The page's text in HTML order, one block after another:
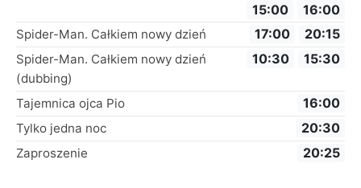
15:00
16:00
Spider-Man. Całkiem nowy dzień
17:00
20:15
Spider-Man. Całkiem nowy dzień
(dubbing)
10:30 15:30
Tajemnica ojca Pio
16:00
Tylko jedna noc
20:30
Zaproszenie
20:25